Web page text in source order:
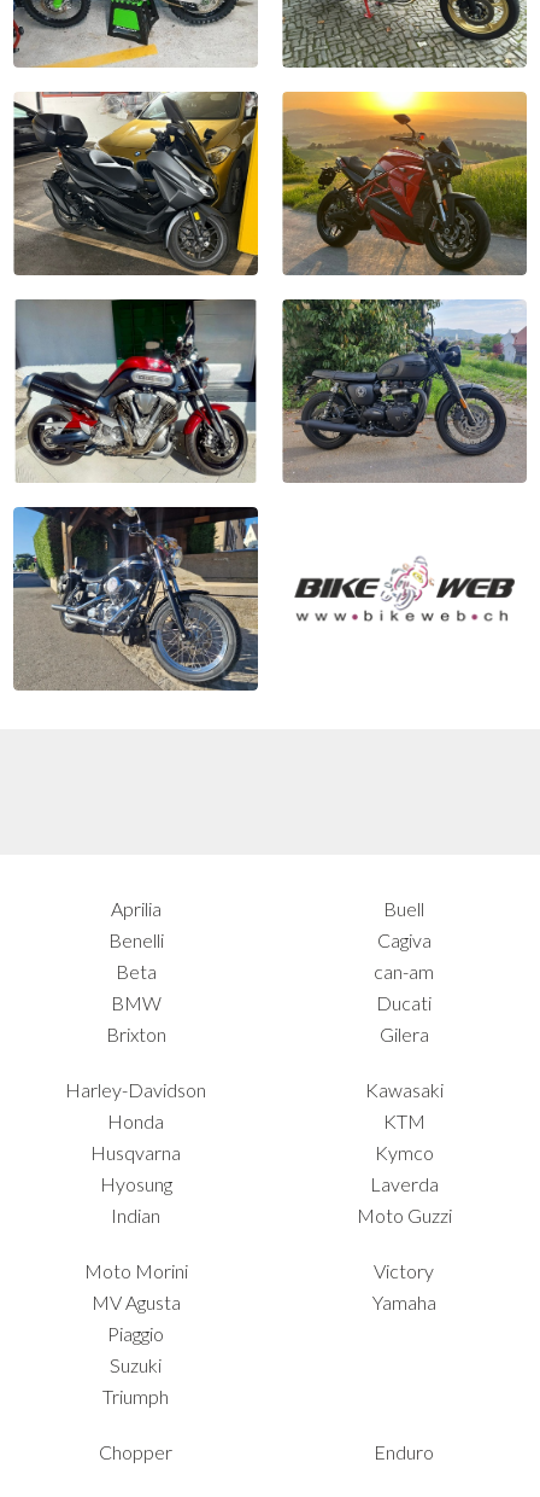
Kawasaki KX 250
2025, 0 km
CHF 6'490
Ducati 900 SS MHR (Mike
Hailwoo..
1983, 26'000 km
CHF 15'500
Honda NSS 350 Smart Top
Box
2024, 8'000 km
CHF 4'850
ENERGICA Eva Ribelle
2020, 7'600 km
CHF 12'900
Yamaha MT-01
2006, 22'100 km
CHF 5'900
ABS ACE..
2019, 3'850 km
CHF 11'200
Aprilia
Benelli
Beta
BMW
Brixton
Buell
Cagiva
can-am
Ducati
Gilera
Harley-Davidson
Honda
Husqvarna
Hyosung
Indian
Kawasaki
KTM
Kymco
Laverda
Moto Guzzi
Moto Morini
MV Agusta
Piaggio
Suzuki
Triumph
Victory
Yamaha
Chopper Enduro